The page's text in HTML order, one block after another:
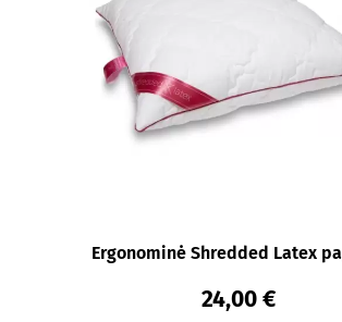
Ergonominė Shredded Latex
24,00 €